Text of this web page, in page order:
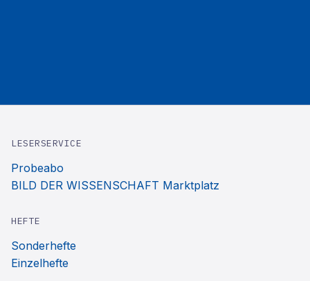
LESERSERVICE
Probeabo
BILD DER WISSENSCHAFT Marktplatz
HEFTE
Sonderhefte
Einzelhefte